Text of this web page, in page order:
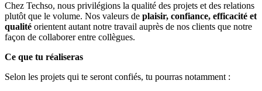
Chez Techso, nous privilégions la qualité des projets et des relations
plutôt que le volume. Nos valeurs de plaisir, confiance, efficacité et
qualité orientent autant notre travail auprès de nos clients que notre
façon de collaborer entre collègues.
Ce que tu réaliseras
Selon les projets qui te seront confiés, tu pourras notamment :